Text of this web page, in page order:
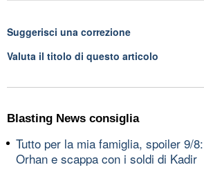
Suggerisci una correzione
Valuta il titolo di questo articolo
Blasting News consiglia
Tutto per la mia famiglia, spoiler 9/
Orhan e scappa con i soldi di Kadir